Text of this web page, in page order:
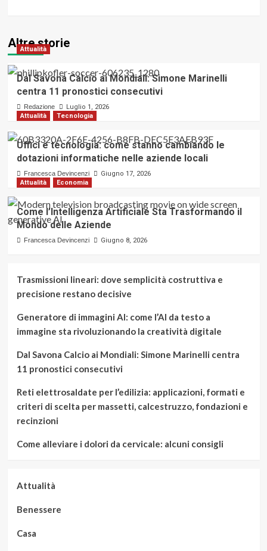
Altre storie
Attualità
Dal Savona Calcio ai Mondiali: Simone Marinelli
centra 11 pronostici consecutivi
Redazione
Luglio 1, 2026
Attualità
Tecnologia
Uffici e tecnologia: come stanno cambiando le
dotazioni informatiche nelle aziende locali
Francesca Devincenzi
Giugno 17, 2026
Attualità
Economia
Come l’Intelligenza Artificiale Sta Trasformando il
Mondo delle Aziende
Francesca Devincenzi Giugno 8, 2026
Trasmissioni lineari: dove semplicità costruttiva e
precisione restano decisive
Generatore di immagini AI: come l’AI da testo a
immagine sta rivoluzionando la creatività digitale
Dal Savona Calcio ai Mondiali: Simone Marinelli centra
11 pronostici consecutivi
Reti elettrosaldate per l’edilizia: applicazioni, formati e
criteri di scelta per massetti, calcestruzzo, fondazioni e
recinzioni
Come alleviare i dolori da cervicale: alcuni consigli
Attualità
Benessere
Casa